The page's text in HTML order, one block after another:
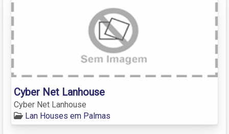
Cyber Net Lanhouse
Cyber Net Lanhouse
Lan Houses em Palmas